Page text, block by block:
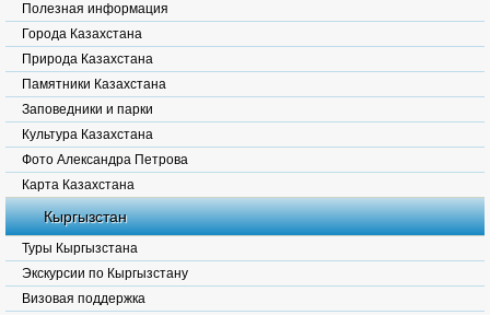
Полезная информация
Города Казахстана
Природа Казахстана
Памятники Казахстана
Заповедники и парки
Культура Казахстана
Фото Александра Петрова
Карта Казахстана
Кыргызстан
Туры Кыргызстана
Экскурсии по Кыргызстану
Визовая поддержка